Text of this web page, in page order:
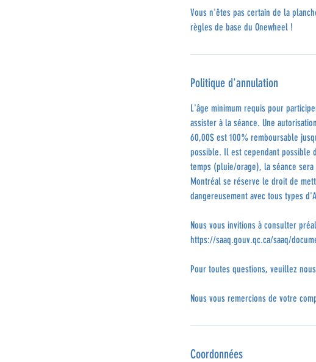
Vous n'êtes pas certain de la
règles de base du Onewheel !
Politique d'annulation
L'âge minimum requis pour
assister à la séance. Une
60,00$ est 100% remboursable
possible. Il est cependant possible
temps (pluie/orage), la séance
Montréal se réserve le droit de
dangereusement avec tous types
Nous vous invitions à consulter
https://saaq.gouv.qc.ca/saaq/
Pour toutes questions, veuillez
Nous vous remercions de votre
Coordonnées